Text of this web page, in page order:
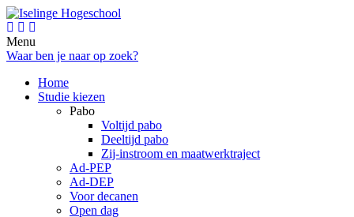
Menu
Waar ben je naar op zoek?
Home
Studie kiezen
Pabo
Voltijd pabo
Deeltijd pabo
Zij-instroom en maatwerktraject
Ad-PEP
Ad-DEP
Voor decanen
Open dag